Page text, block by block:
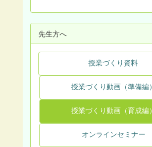
先生方へ
授業づくり資料
授業づくり動画（準備編）
授業づくり動画（育成編）
オンラインセミナー